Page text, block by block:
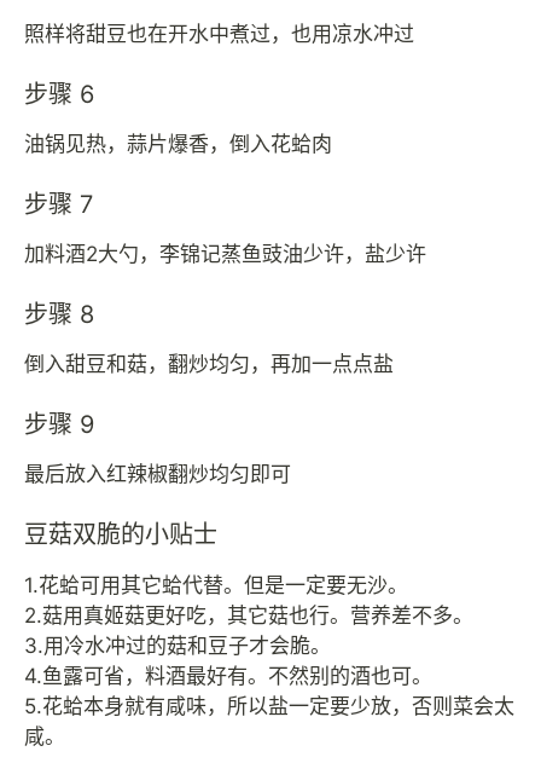
照样将甜豆也在开水中煮过，也用凉水冲过
步骤 6
油锅见热，蒜片爆香，倒入花蛤肉
步骤 7
加料酒2大勺，李锦记蒸鱼豉油少许，盐少许
步骤 8
倒入甜豆和菇，翻炒均匀，再加一点点盐
步骤 9
最后放入红辣椒翻炒均匀即可
豆菇双脆的小贴士
1.花蛤可用其它蛤代替。但是一定要无沙。
2.菇用真姬菇更好吃，其它菇也行。营养差不多。
3.用冷水冲过的菇和豆子才会脆。
4.鱼露可省，料酒最好有。不然别的酒也可。
5.花蛤本身就有咸味，所以盐一定要少放，否则菜会太
咸。